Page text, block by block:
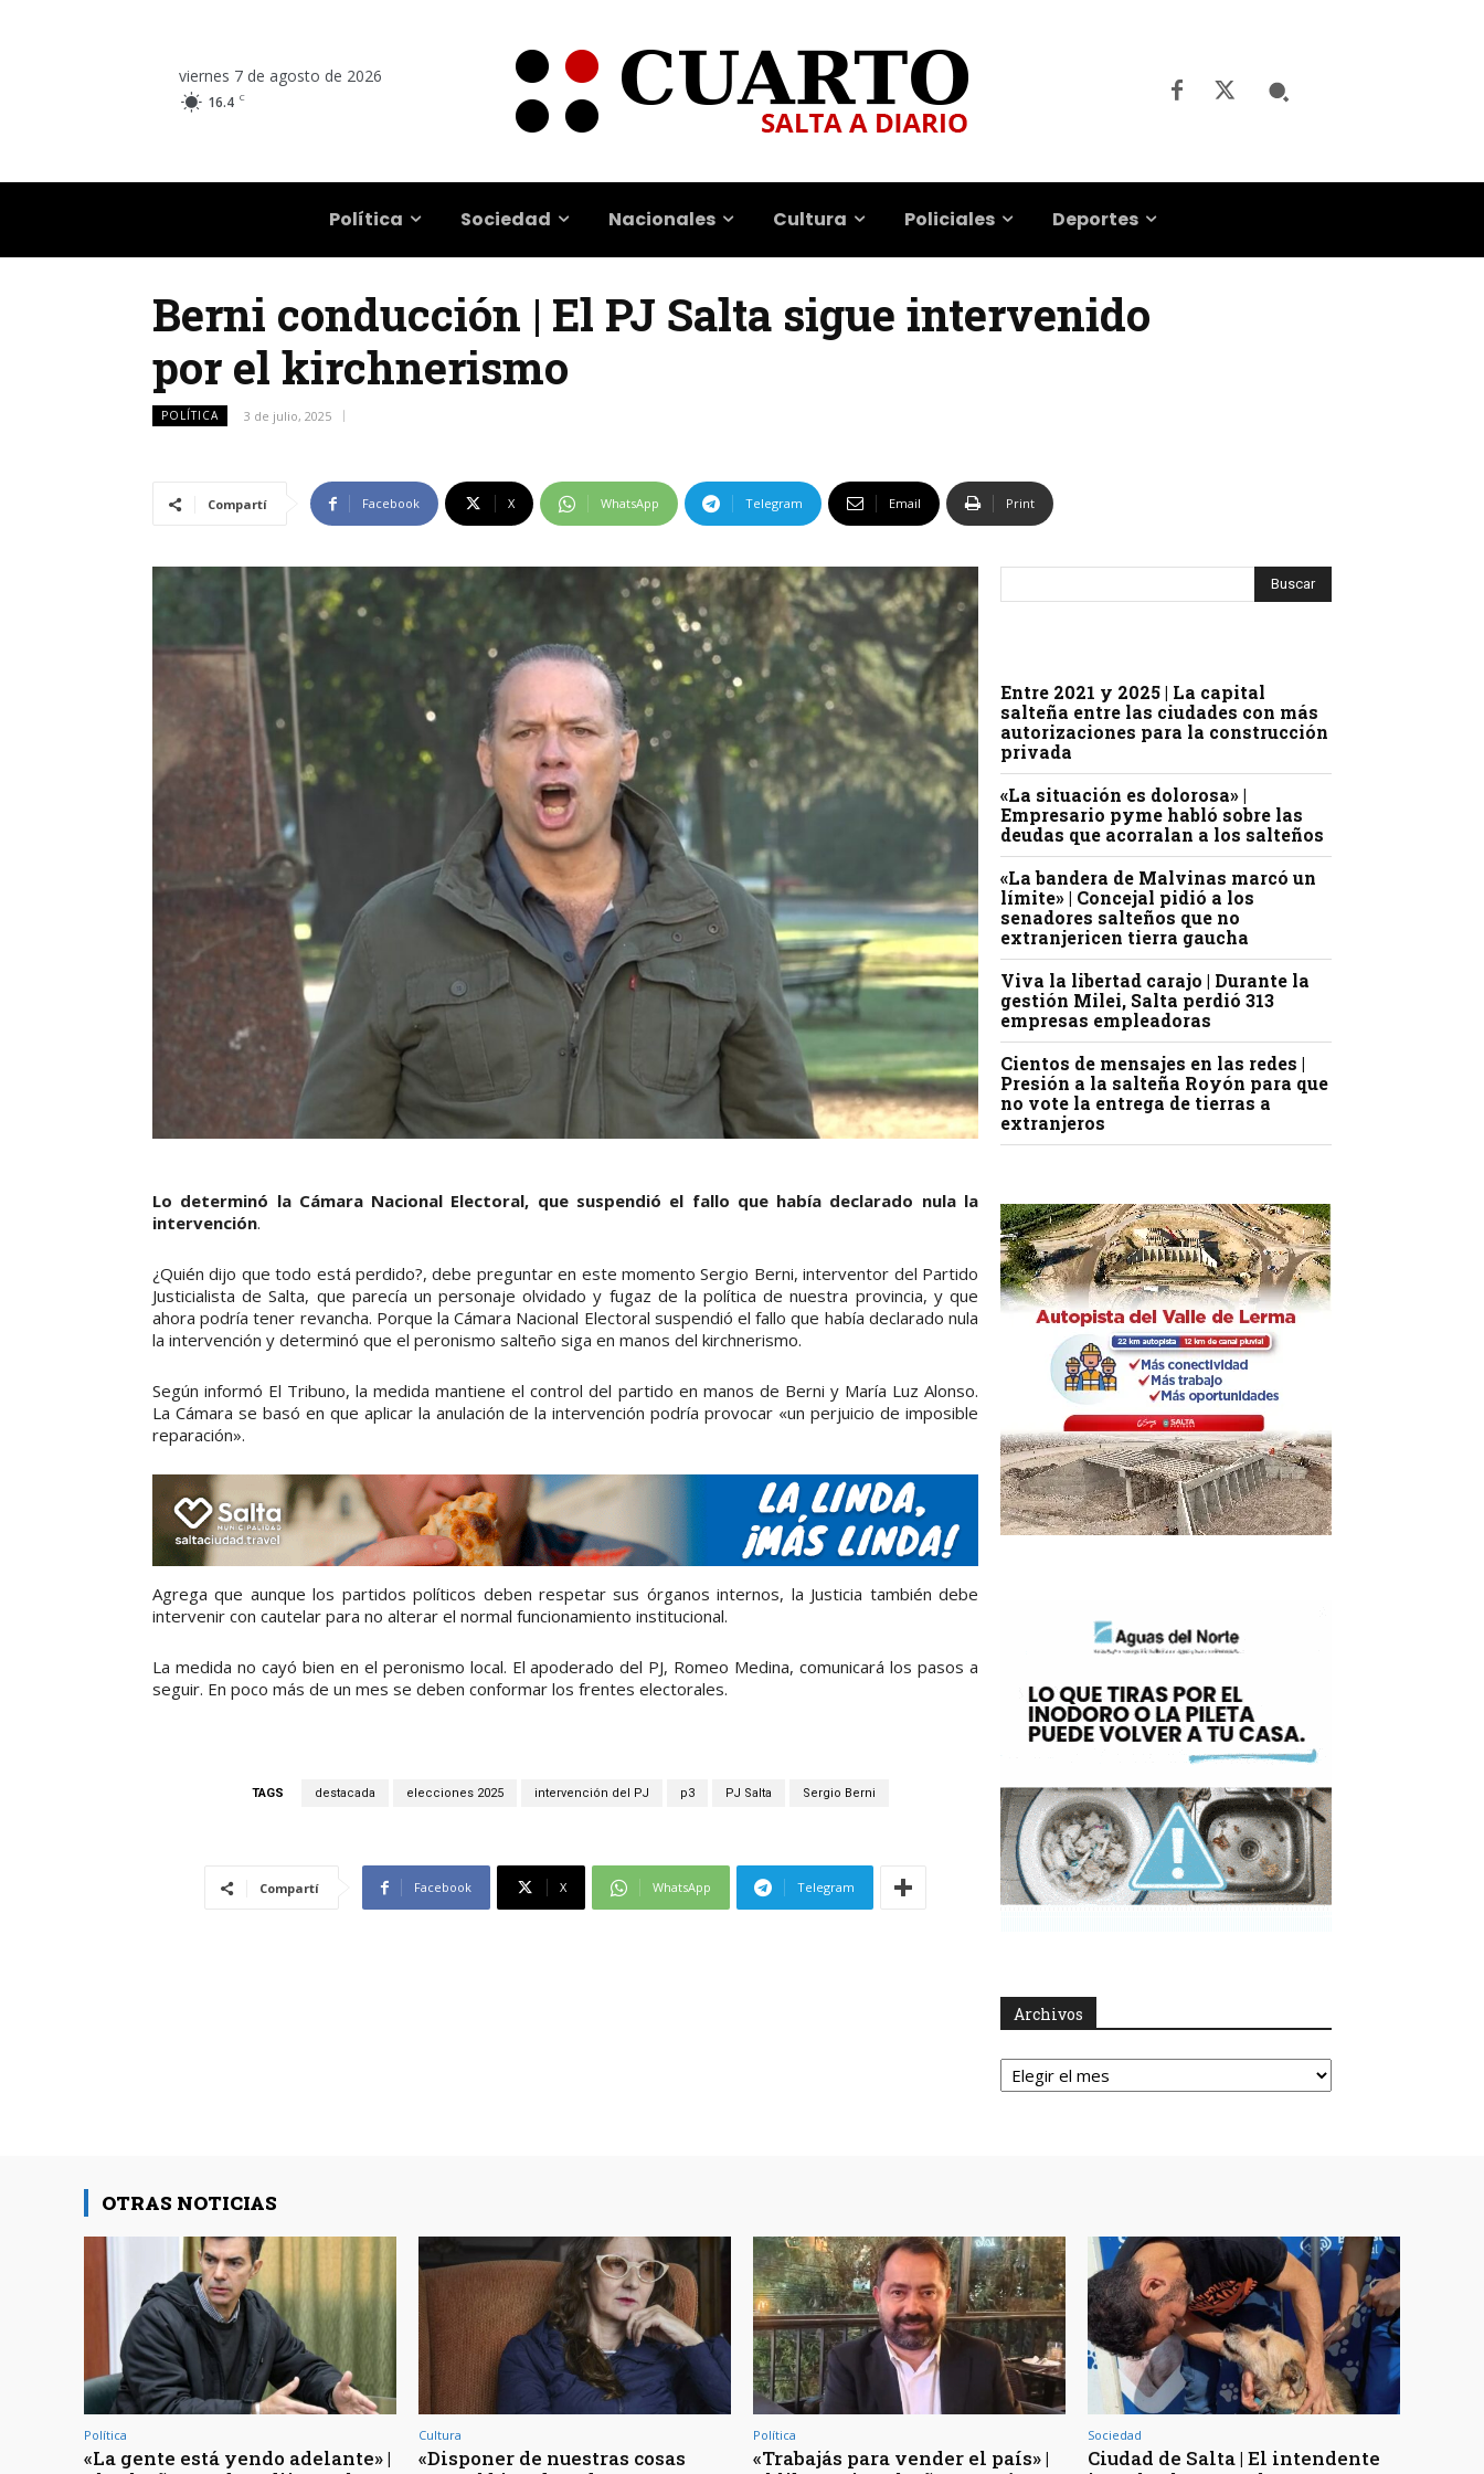
viernes 7 de agosto de 2026
16.4 C
Política Sociedad Nacionales Cultura Policiales Deportes
Berni conducción | El PJ Salta sigue intervenido
por el kirchnerismo
POLÍTICA 3 de julio, 2025
Compartí Facebook X WhatsApp Telegram Email Print
Lo determinó la Cámara Nacional Electoral, que suspendió el fallo que había declarado nula la
intervención.
¿Quién dijo que todo está perdido?, debe preguntar en este momento Sergio Berni, interventor del Partido
Justicialista de Salta, que parecía un personaje olvidado y fugaz de la política de nuestra provincia, y que
ahora podría tener revancha. Porque la Cámara Nacional Electoral suspendió el fallo que había declarado nula
la intervención y determinó que el peronismo salteño siga en manos del kirchnerismo.
Según informó El Tribuno, la medida mantiene el control del partido en manos de Berni y María Luz Alonso.
La Cámara se basó en que aplicar la anulación de la intervención podría provocar «un perjuicio de imposible
reparación».
Agrega que aunque los partidos políticos deben respetar sus órganos internos, la Justicia también debe
intervenir con cautelar para no alterar el normal funcionamiento institucional.
La medida no cayó bien en el peronismo local. El apoderado del PJ, Romeo Medina, comunicará los pasos a
seguir. En poco más de un mes se deben conformar los frentes electorales.
TAGS destacada elecciones 2025 intervención del PJ p3 PJ Salta Sergio Berni
Compartí Facebook X WhatsApp Telegram
Entre 2021 y 2025 | La capital
salteña entre las ciudades con más
autorizaciones para la construcción
privada
«La situación es dolorosa» |
Empresario pyme habló sobre las
deudas que acorralan a los salteños
«La bandera de Malvinas marcó un
límite» | Concejal pidió a los
senadores salteños que no
extranjericen tierra gaucha
Viva la libertad carajo | Durante la
gestión Milei, Salta perdió 313
empresas empleadoras
Cientos de mensajes en las redes |
Presión a la salteña Royón para que
no vote la entrega de tierras a
extranjeros
Archivos
Archivos
OTRAS NOTICIAS
Política
«La gente está yendo adelante» |
Cultura
«Disponer de nuestras cosas
Política
«Trabajás para vender el país» |
Sociedad
Ciudad de Salta | El intendente